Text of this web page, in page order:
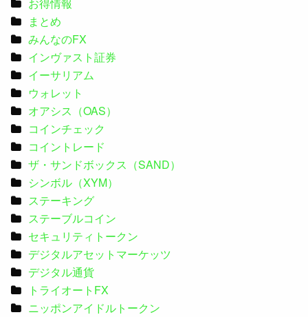
まとめ
みんなのFX
インヴァスト証券
イーサリアム
ウォレット
オアシス（OAS）
コインチェック
コイントレード
ザ・サンドボックス（SAND）
シンボル（XYM）
ステーキング
ステーブルコイン
セキュリティトークン
デジタルアセットマーケッツ
デジタル通貨
トライオートFX
ニッポンアイドルトークン